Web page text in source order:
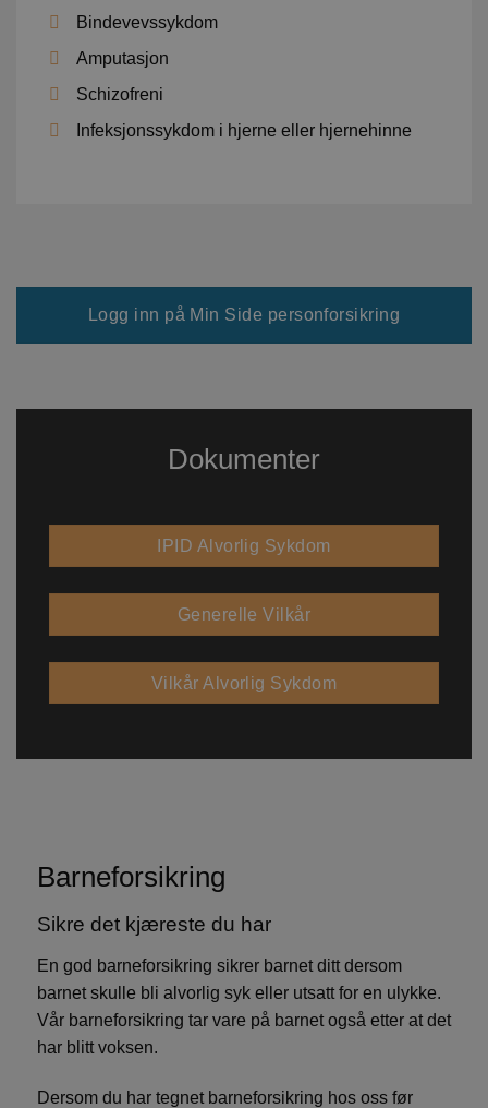
Bindevevssykdom
Amputasjon
Schizofreni
Infeksjonssykdom i hjerne eller hjernehinne
Logg inn på Min Side personforsikring
Dokumenter
IPID Alvorlig Sykdom
Generelle Vilkår
Vilkår Alvorlig Sykdom
Barneforsikring
Sikre det kjæreste du har
En god barneforsikring sikrer barnet ditt dersom
barnet skulle bli alvorlig syk eller utsatt for en ulykke.
Vår barneforsikring tar vare på barnet også etter at det
har blitt voksen.
Dersom du har tegnet barneforsikring hos oss før